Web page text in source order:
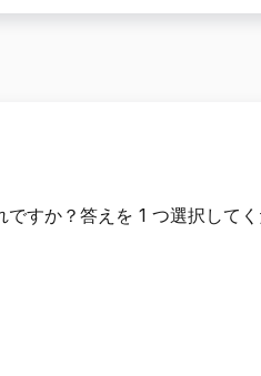
すか？答えを 1 つ選択してく